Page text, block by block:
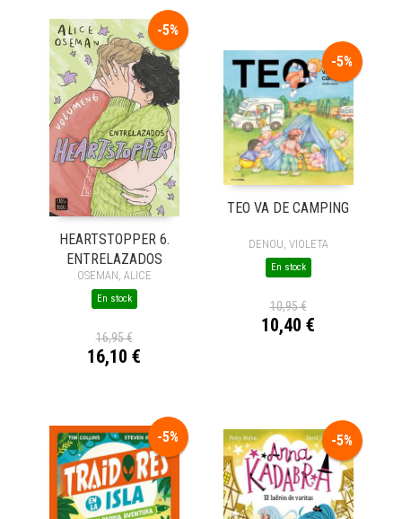
-5%
HEARTSTOPPER 6.
ENTRELAZADOS
OSEMAN, ALICE
En stock
16,95 €
16,10 €
-5%
TEO VA DE CAMPING
DENOU, VIOLETA
En stock
10,95 €
10,40 €
-5% -5%